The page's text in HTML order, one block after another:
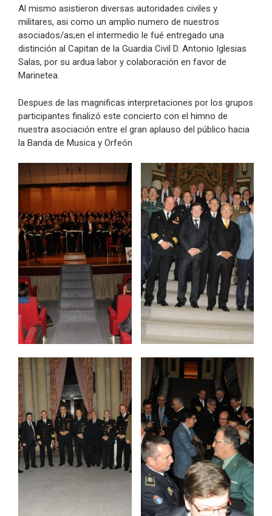
Al mismo asistieron diversas autoridades civiles y
militares, asi como un amplio numero de nuestros
asociados/as;en el intermedio le fué entregado una
distinción al Capitan de la Guardia Civil D. Antonio Iglesias
Salas, por su ardua labor y colaboración en favor de
Marinetea.
Despues de las magnificas interpretaciones por los grupos
participantes finalizó este concierto con el himno de
nuestra asociación entre el gran aplauso del público hacia
la Banda de Musica y Orfeón